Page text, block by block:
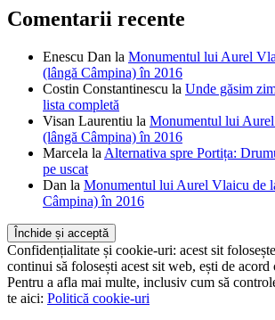
Comentarii recente
Enescu Dan la Monumentul lui Aurel
(lângă Câmpina) în 2016
Costin Constantinescu la Unde găsim
lista completă
Visan Laurentiu la Monumentul lui
(lângă Câmpina) în 2016
Marcela la Alternativa spre Portița:
pe uscat
Dan la Monumentul lui Aurel Vlaicu de
Câmpina) în 2016
Confidențialitate și cookie-uri: acest sit
continui să folosești acest sit web, ești de acord
Pentru a afla mai multe, inclusiv cum să
te aici: Politică cookie-uri